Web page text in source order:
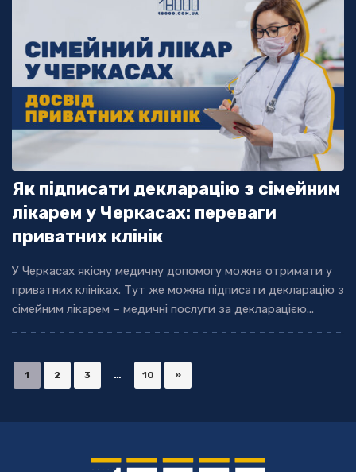
Як підписати декларацію з сімейним
лікарем у Черкасах: переваги
приватних клінік
У Черкасах якісну медичну допомогу можна отримати у
приватних клініках. Тут же можна підписати декларацію з
сімейним лікарем – медичні послуги за декларацією...
1 2 3 … 10 »